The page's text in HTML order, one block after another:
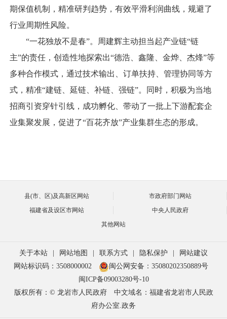
期保值机制，精准研判趋势，有效平滑利润曲线，规避了
行业周期性风险。
“一花独放不是春”。周建辉主动担当起产业链“链
主”的责任，创造性地探索出“德浩、鑫隆、金烨、杰烽”等
多种合作模式，通过技术输出、订单扶持、管理协同等方
式，精准“建链、延链、补链、强链”。同时，积极为当地
招商引资穿针引线，成功孵化、带动了一批上下游配套企
业集聚发展，促进了“百花齐放”产业集群生态的形成。
县(市、区)及高新区网站
市政府部门网站
福建省及设区市网站
中央人民政府
其他网站
关于本站 网站地图 联系方式 隐私保护
网站建议
网站标识码：3508000002
闽公网安备：35080202350889号
闽ICP备09003280号-10
版权所有：© 龙岩市人民政府
中文域名：福建省龙岩市人民政
府办公室.政务